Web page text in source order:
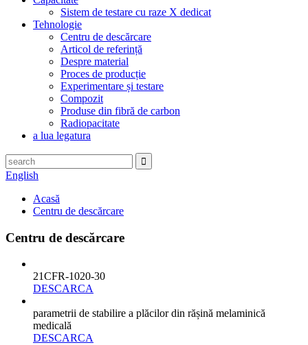
Sistem de testare cu raze X dedicat
Tehnologie
Centru de descărcare
Articol de referință
Despre material
Proces de producție
Experimentare și testare
Compozit
Produse din fibră de carbon
Radiopacitate
a lua legatura
English
Acasă
Centru de descărcare
Centru de descărcare
21CFR-1020-30
DESCARCA
parametrii de stabilire a plăcilor din rășină melaminică
medicală
DESCARCA